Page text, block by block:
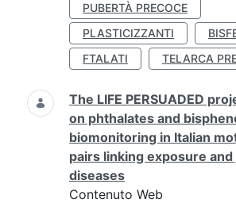
PUBERTÀ PRECOCE
PLASTICIZZANTI
FTALATI
TELARCA
The LIFE PERSUADED
on phthalates and
biomonitoring in Italian
pairs linking exposure
diseases
Contenuto Web